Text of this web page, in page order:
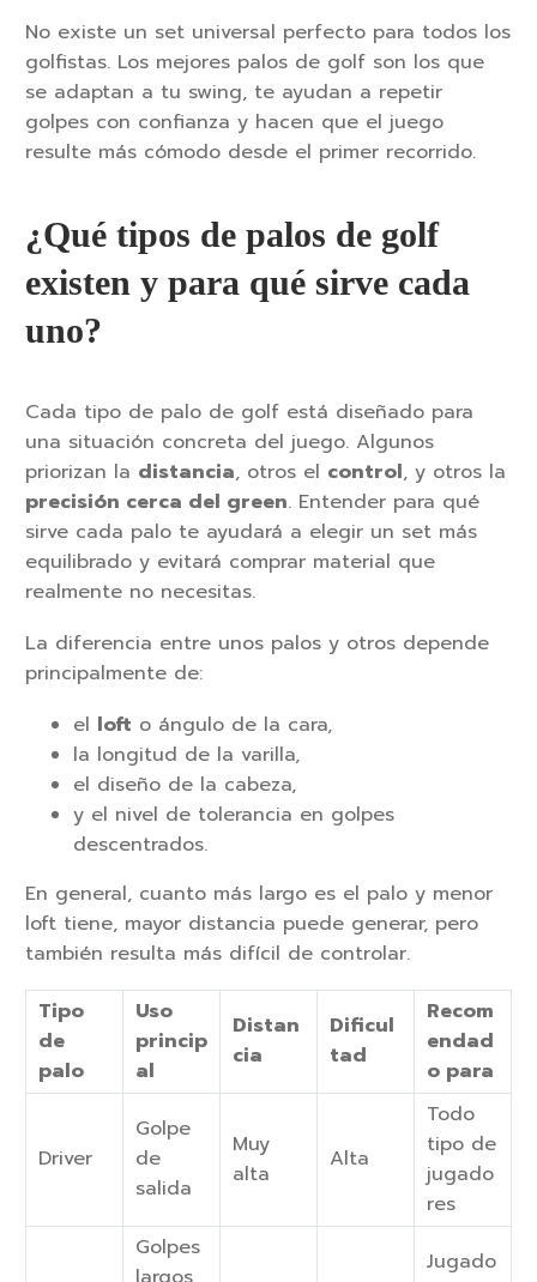
No existe un set universal perfecto para todos los
golfistas. Los mejores palos de golf son los que
se adaptan a tu swing, te ayudan a repetir
golpes con confianza y hacen que el juego
resulte más cómodo desde el primer recorrido.
¿Qué tipos de palos de golf
existen y para qué sirve cada
uno?
Cada tipo de palo de golf está diseñado para
una situación concreta del juego. Algunos
priorizan la distancia, otros el control, y otros la
precisión cerca del green. Entender para qué
sirve cada palo te ayudará a elegir un set más
equilibrado y evitará comprar material que
realmente no necesitas.
La diferencia entre unos palos y otros depende
principalmente de:
el loft o ángulo de la cara,
la longitud de la varilla,
el diseño de la cabeza,
y el nivel de tolerancia en golpes
descentrados.
En general, cuanto más largo es el palo y menor
loft tiene, mayor distancia puede generar, pero
también resulta más difícil de controlar.
Tipo
de
palo
Uso
princip
al
Distan
cia
Dificul
tad
Recom
endad
o para
Driver
Golpe
de
salida
Muy
alta
Alta
Todo
tipo de
jugado
res
Golpes
Jugado